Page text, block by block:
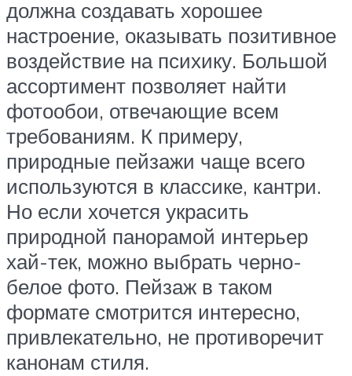
должна создавать хорошее
настроение, оказывать позитивное
воздействие на психику. Большой
ассортимент позволяет найти
фотообои, отвечающие всем
требованиям. К примеру,
природные пейзажи чаще всего
используются в классике, кантри.
Но если хочется украсить
природной панорамой интерьер
хай-тек, можно выбрать черно-
белое фото. Пейзаж в таком
формате смотрится интересно,
привлекательно, не противоречит
канонам стиля.